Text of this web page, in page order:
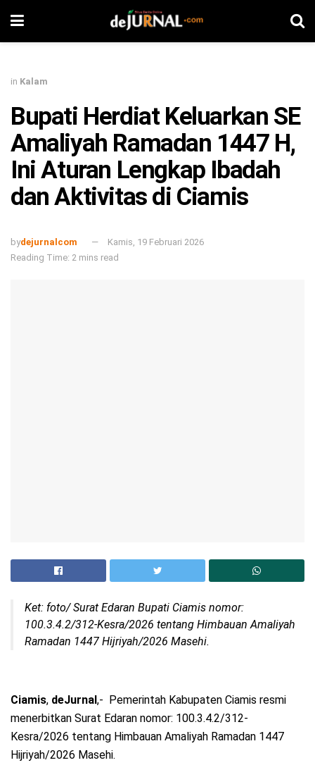
in Kalam
Bupati Herdiat Keluarkan SE
Amaliyah Ramadan 1447 H,
Ini Aturan Lengkap Ibadah
dan Aktivitas di Ciamis
bydejurnalcom
Kamis, 19 Februari 2026
Reading Time: 2 mins read
Ket: foto/ Surat Edaran Bupati Ciamis nomor:
100.3.4.2/312-Kesra/2026 tentang Himbauan Amaliyah
Ramadan 1447 Hijriyah/2026 Masehi.
Ciamis, deJurnal ,- Pemerintah Kabupaten Ciamis resmi
menerbitkan Surat Edaran nomor: 100.3.4.2/312-
Kesra/2026 tentang Himbauan Amaliyah Ramadan 1447
Hijriyah/2026 Masehi.